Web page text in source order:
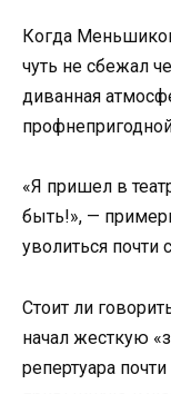
Когда
чуть не сбежал
диванная
«Я пришел в
быть!», —
уволиться почти
Стоит ли
начал жесткую
репертуара